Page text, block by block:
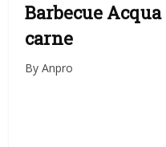
Barbecue Acqua
carne
By Anpro